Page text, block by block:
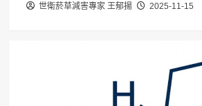
世衛菸草減害專家 王郁揚 2025-11-15